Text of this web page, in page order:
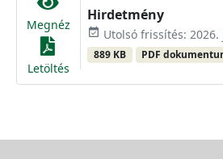
Megnéz
Letöltés
Hirdetmény
event_available Utolsó frissítés:
889 KB PDF